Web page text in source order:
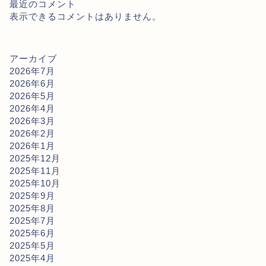
最近のコメント
表示できるコメントはありません。
アーカイブ
2026年7月
2026年6月
2026年5月
2026年4月
2026年3月
2026年2月
2026年1月
2025年12月
2025年11月
2025年10月
2025年9月
2025年8月
2025年7月
2025年6月
2025年5月
2025年4月